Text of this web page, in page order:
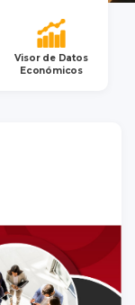
Visor de Datos
Económicos